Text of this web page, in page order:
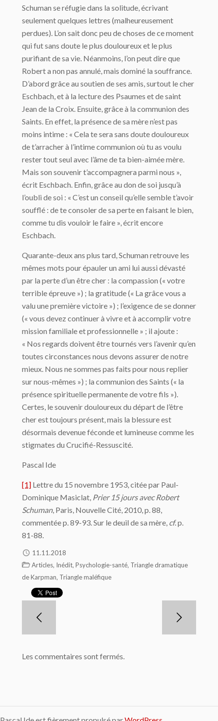
Schuman se réfugie dans la solitude, écrivant
seulement quelques lettres (malheureusement
perdues). L’on sait donc peu de choses de ce moment
qui fut sans doute le plus douloureux et le plus
purifiant de sa vie. Néanmoins, l’on peut dire que
Robert a non pas annulé, mais dominé la souffrance.
D’abord grâce au soutien de ses amis, surtout le cher
Eschbach, et à la lecture des Psaumes et de saint
Jean de la Croix. Ensuite, grâce à la communion des
Saints. En effet, la présence de sa mère n’est pas
moins intime : « Cela te sera sans doute douloureux
de t’arracher à l’intime communion où tu as voulu
rester tout seul avec l’âme de ta bien-aimée mère.
Mais son souvenir t’accompagnera parmi nous »,
écrit Eschbach. Enfin, grâce au don de soi jusqu’à
l’oubli de soi : « C’est un conseil qu’elle semble t’avoir
soufflé : de te consoler de sa perte en faisant le bien,
comme tu dis vouloir le faire », écrit encore
Eschbach.
Quarante-deux ans plus tard, Schuman retrouve les
mêmes mots pour épauler un ami lui aussi dévasté
par la perte d’un être cher : la compassion (« votre
terrible épreuve ») ; la gratitude (« La grâce vous a
valu une première victoire ») ; l’exigence de se donner
(« vous devez continuer à vivre et à accomplir votre
mission familiale et professionnelle » ; il ajoute :
« Nos regards doivent être tournés vers l’avenir qu’en
toutes circonstances nous devons assurer de notre
mieux. Nous ne sommes pas faits pour nous replier
sur nous-mêmes ») ; la communion des Saints (« la
présence spirituelle permanente de votre fils »).
Certes, le souvenir douloureux du départ de l’être
cher est toujours présent, mais la blessure est
désormais devenue féconde et lumineuse comme les
stigmates du Crucifié-Ressuscité.
Pascal Ide
[1] Lettre du 15 novembre 1953, citée par Paul-
Dominique Masiclat, Prier 15 jours avec Robert
Schuman, Paris, Nouvelle Cité, 2010, p. 88,
commentée p. 89-93. Sur le deuil de sa mère, cf. p.
81-88.
11.11.2018
Articles, Inédit, Psychologie-santé, Triangle dramatique
de Karpman, Triangle maléfique
Les commentaires sont fermés.